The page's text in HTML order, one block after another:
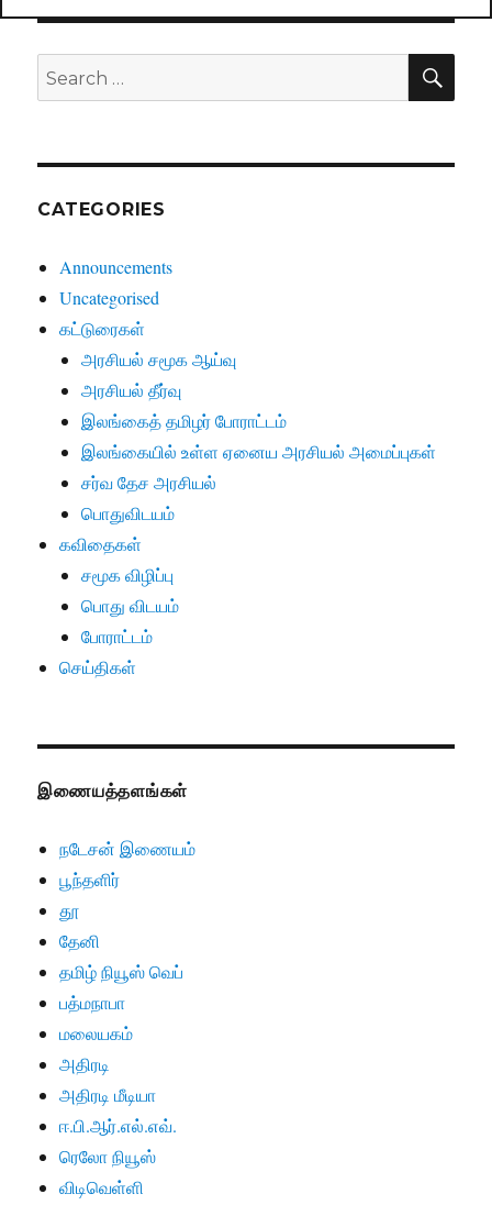
Search
for:
CATEGORIES
Announcements
Uncategorised
கட்டுரைகள்
அரசியல் சமூக ஆய்வு
அரசியல் தீர்வு
இலங்கைத் தமிழர் போராட்டம்
இலங்கையில் உள்ள ஏனைய அரசியல் அமைப்புகள்
சர்வ தேச அரசியல்
பொதுவிடயம்
கவிதைகள்
சமூக விழிப்பு
பொது விடயம்
போராட்டம்
செய்திகள்
இணையத்தளங்கள்
நடேசன் இணையம்
பூந்தளிர்
தூ
தேனி
தமிழ் நியூஸ் வெப்
பத்மநாபா
மலையகம்
அதிரடி
அதிரடி மீடியா
ஈ.பி.ஆர்.எல்.எவ்.
ரெலோ நியூஸ்
விடிவெள்ளி